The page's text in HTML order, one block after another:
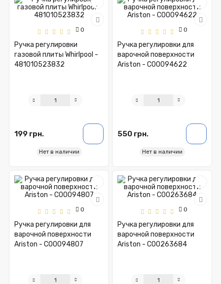
0
Ручка регулировки
газовой плиты Whirlpool -
481010523832
199 грн.
Нет в наличии
0
Ручка регулировки для
варочной поверхности
Ariston - C00094622
550 грн.
Нет в наличии
0
Ручка регулировки для
варочной поверхности
Ariston - C00094807
0
Ручка регулировки для
варочной поверхности
Ariston - C00263684